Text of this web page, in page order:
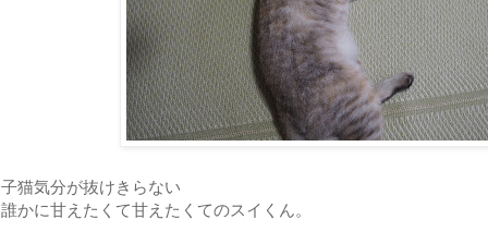
子猫気分が抜けきらない
誰かに甘えたくて甘えたくてのスイくん。